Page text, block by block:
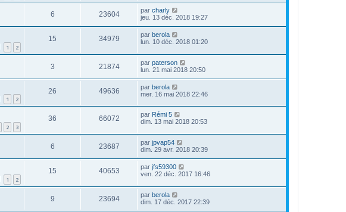
6 23604 par charly
jeu. 13 déc. 2018 19:27
1 2
15 34979 par berola
lun. 10 déc. 2018 01:20
3 21874 par paterson
lun. 21 mai 2018 20:50
1 2
26 49636 par berola
mer. 16 mai 2018 22:46
2 3
36 66072 par Rémi 5
dim. 13 mai 2018 20:53
6 23687 par jpvap54
dim. 29 avr. 2018 20:39
1 2
15 40653 par jfs59300
ven. 22 déc. 2017 16:46
9 23694 par berola
dim. 17 déc. 2017 22:39